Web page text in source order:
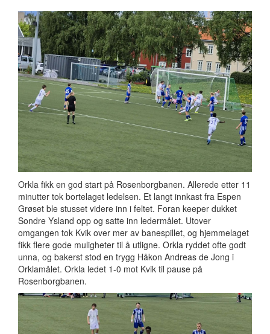
Orkla fikk en god start på Rosenborgbanen. Allerede etter 11
minutter tok bortelaget ledelsen. Et langt innkast fra Espen
Grøset ble stusset videre inn i feltet. Foran keeper dukket
Sondre Ysland opp og satte inn ledermålet. Utover
omgangen tok Kvik over mer av banespillet, og hjemmelaget
fikk flere gode muligheter til å utligne. Orkla ryddet ofte godt
unna, og bakerst stod en trygg Håkon Andreas de Jong i
Orklamålet. Orkla ledet 1-0 mot Kvik til pause på
Rosenborgbanen.